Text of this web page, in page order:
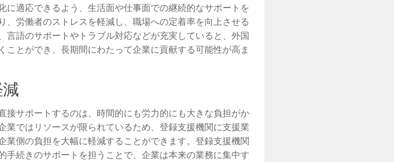
に適応できるよう、生活面や仕事面での継続的なサポートを
、労働者のストレスを軽減し、職場への定着率を向上させる
言語のサポートやトラブル対応などが充実していると、外国
ことができ、長期間にわたって企業に貢献する可能性が高ま
接サポートするのは、時間的にも労力的にも大きな負担がか
業ではリソースが限られているため、登録支援機関に支援業
業側の負担を大幅に軽減することができます。登録支援機関
手続きのサポートを担うことで、企業は本来の業務に集中す